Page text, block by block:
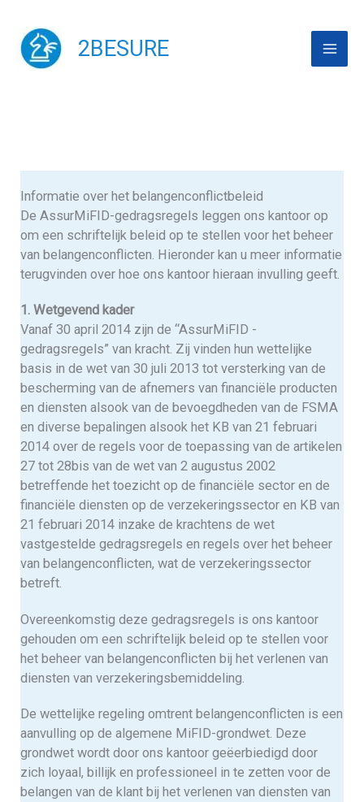
content
2BESURE
Informatie over het belangenconflictbeleid
De AssurMiFID-gedragsregels leggen ons kantoor op
om een schriftelijk beleid op te stellen voor het beheer
van belangenconflicten. Hieronder kan u meer informatie
terugvinden over hoe ons kantoor hieraan invulling geeft.
1. Wetgevend kader
Vanaf 30 april 2014 zijn de “AssurMiFID -
gedragsregels” van kracht. Zij vinden hun wettelijke
basis in de wet van 30 juli 2013 tot versterking van de
bescherming van de afnemers van financiële producten
en diensten alsook van de bevoegdheden van de FSMA
en diverse bepalingen alsook het KB van 21 februari
2014 over de regels voor de toepassing van de artikelen
27 tot 28bis van de wet van 2 augustus 2002
betreffende het toezicht op de financiële sector en de
financiële diensten op de verzekeringssector en KB van
21 februari 2014 inzake de krachtens de wet
vastgestelde gedragsregels en regels over het beheer
van belangenconflicten, wat de verzekeringssector
betreft.
Overeenkomstig deze gedragsregels is ons kantoor
gehouden om een schriftelijk beleid op te stellen voor
het beheer van belangenconflicten bij het verlenen van
diensten van verzekeringsbemiddeling.
De wettelijke regeling omtrent belangenconflicten is een
aanvulling op de algemene MiFID-grondwet. Deze
grondwet wordt door ons kantoor geëerbiedigd door
zich loyaal, billijk en professioneel in te zetten voor de
belangen van de klant bij het verlenen van diensten van